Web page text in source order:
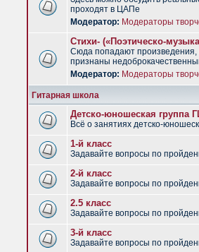
проходят в ЦАПе
Модератор: Модераторы
Стихи- («Поэтическо-
Сюда попадают
признаны
Модератор: Модераторы
Гитарная школа
Детско-юношеская группа
Всё о занятиях детско-
1-й класс
Задавайте вопросы по
2-й класс
Задавайте вопросы по
2.5 класс
Задавайте вопросы по
3-й класс
Задавайте вопросы по